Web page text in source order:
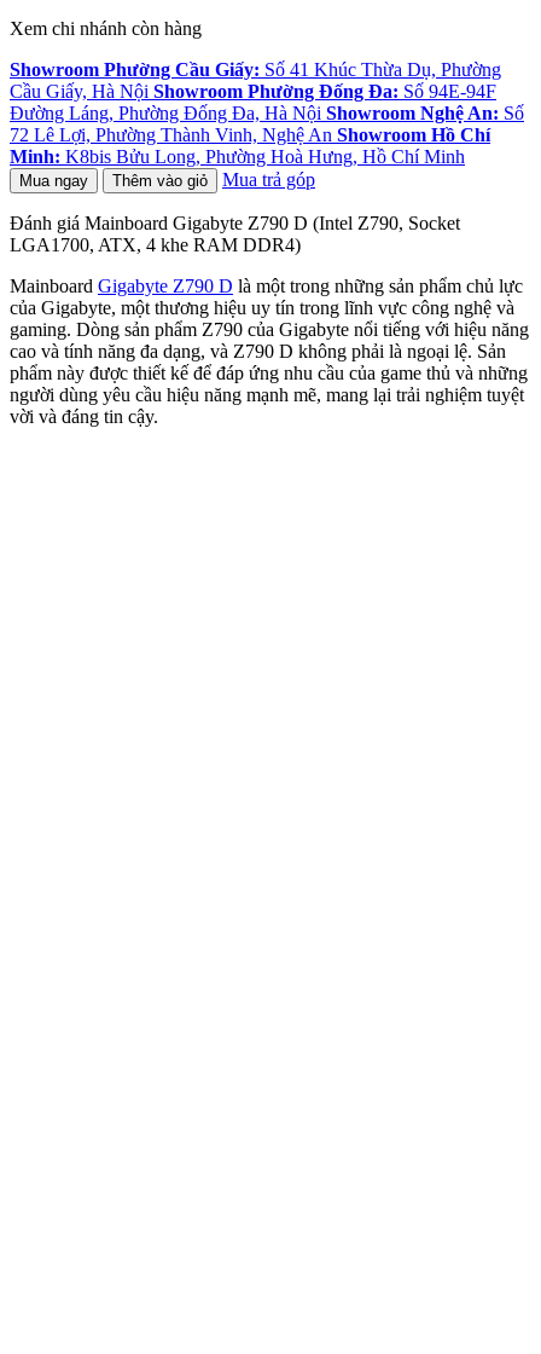
Xem chi nhánh còn hàng
Showroom Phường Cầu Giấy: Số 41 Khúc Thừa Dụ, Phường
Cầu Giấy, Hà Nội Showroom Phường Đống Đa: Số 94E-94F
Đường Láng, Phường Đống Đa, Hà Nội Showroom Nghệ An: Số
72 Lê Lợi, Phường Thành Vinh, Nghệ An Showroom Hồ Chí
Minh: K8bis Bửu Long, Phường Hoà Hưng, Hồ Chí Minh
Mua ngay Thêm vào giỏ Mua trả góp
Đánh giá Mainboard Gigabyte Z790 D (Intel Z790, Socket
LGA1700, ATX, 4 khe RAM DDR4)
Mainboard Gigabyte Z790 D là một trong những sản phẩm chủ lực
của Gigabyte, một thương hiệu uy tín trong lĩnh vực công nghệ và
gaming. Dòng sản phẩm Z790 của Gigabyte nổi tiếng với hiệu năng
cao và tính năng đa dạng, và Z790 D không phải là ngoại lệ. Sản
phẩm này được thiết kế để đáp ứng nhu cầu của game thủ và những
người dùng yêu cầu hiệu năng mạnh mẽ, mang lại trải nghiệm tuyệt
vời và đáng tin cậy.